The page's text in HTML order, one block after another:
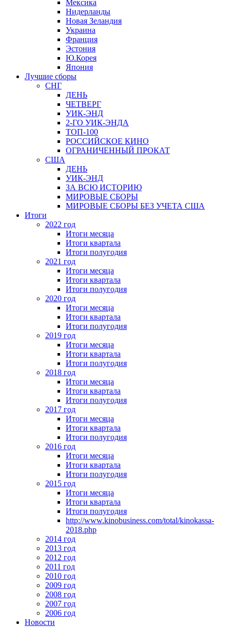
Мексика
Нидерланды
Новая Зеландия
Украина
Франция
Эстония
Ю.Корея
Япония
Лучшие сборы
СНГ
ДЕНЬ
ЧЕТВЕРГ
УИК-ЭНД
2-ГО УИК-ЭНДА
ТОП-100
РОССИЙСКОЕ КИНО
ОГРАНИЧЕННЫЙ ПРОКАТ
США
ДЕНЬ
УИК-ЭНД
ЗА ВСЮ ИСТОРИЮ
МИРОВЫЕ СБОРЫ
МИРОВЫЕ СБОРЫ БЕЗ УЧЕТА США
Итоги
2022 год
Итоги месяца
Итоги квартала
Итоги полугодия
2021 год
Итоги месяца
Итоги квартала
Итоги полугодия
2020 год
Итоги месяца
Итоги квартала
Итоги полугодия
2019 год
Итоги месяца
Итоги квартала
Итоги полугодия
2018 год
Итоги месяца
Итоги квартала
Итоги полугодия
2017 год
Итоги месяца
Итоги квартала
Итоги полугодия
2016 год
Итоги месяца
Итоги квартала
Итоги полугодия
2015 год
Итоги месяца
Итоги квартала
Итоги полугодия
http://www.kinobusiness.com/total/kinokassa-
2018.php
2014 год
2013 год
2012 год
2011 год
2010 год
2009 год
2008 год
2007 год
2006 год
Новости